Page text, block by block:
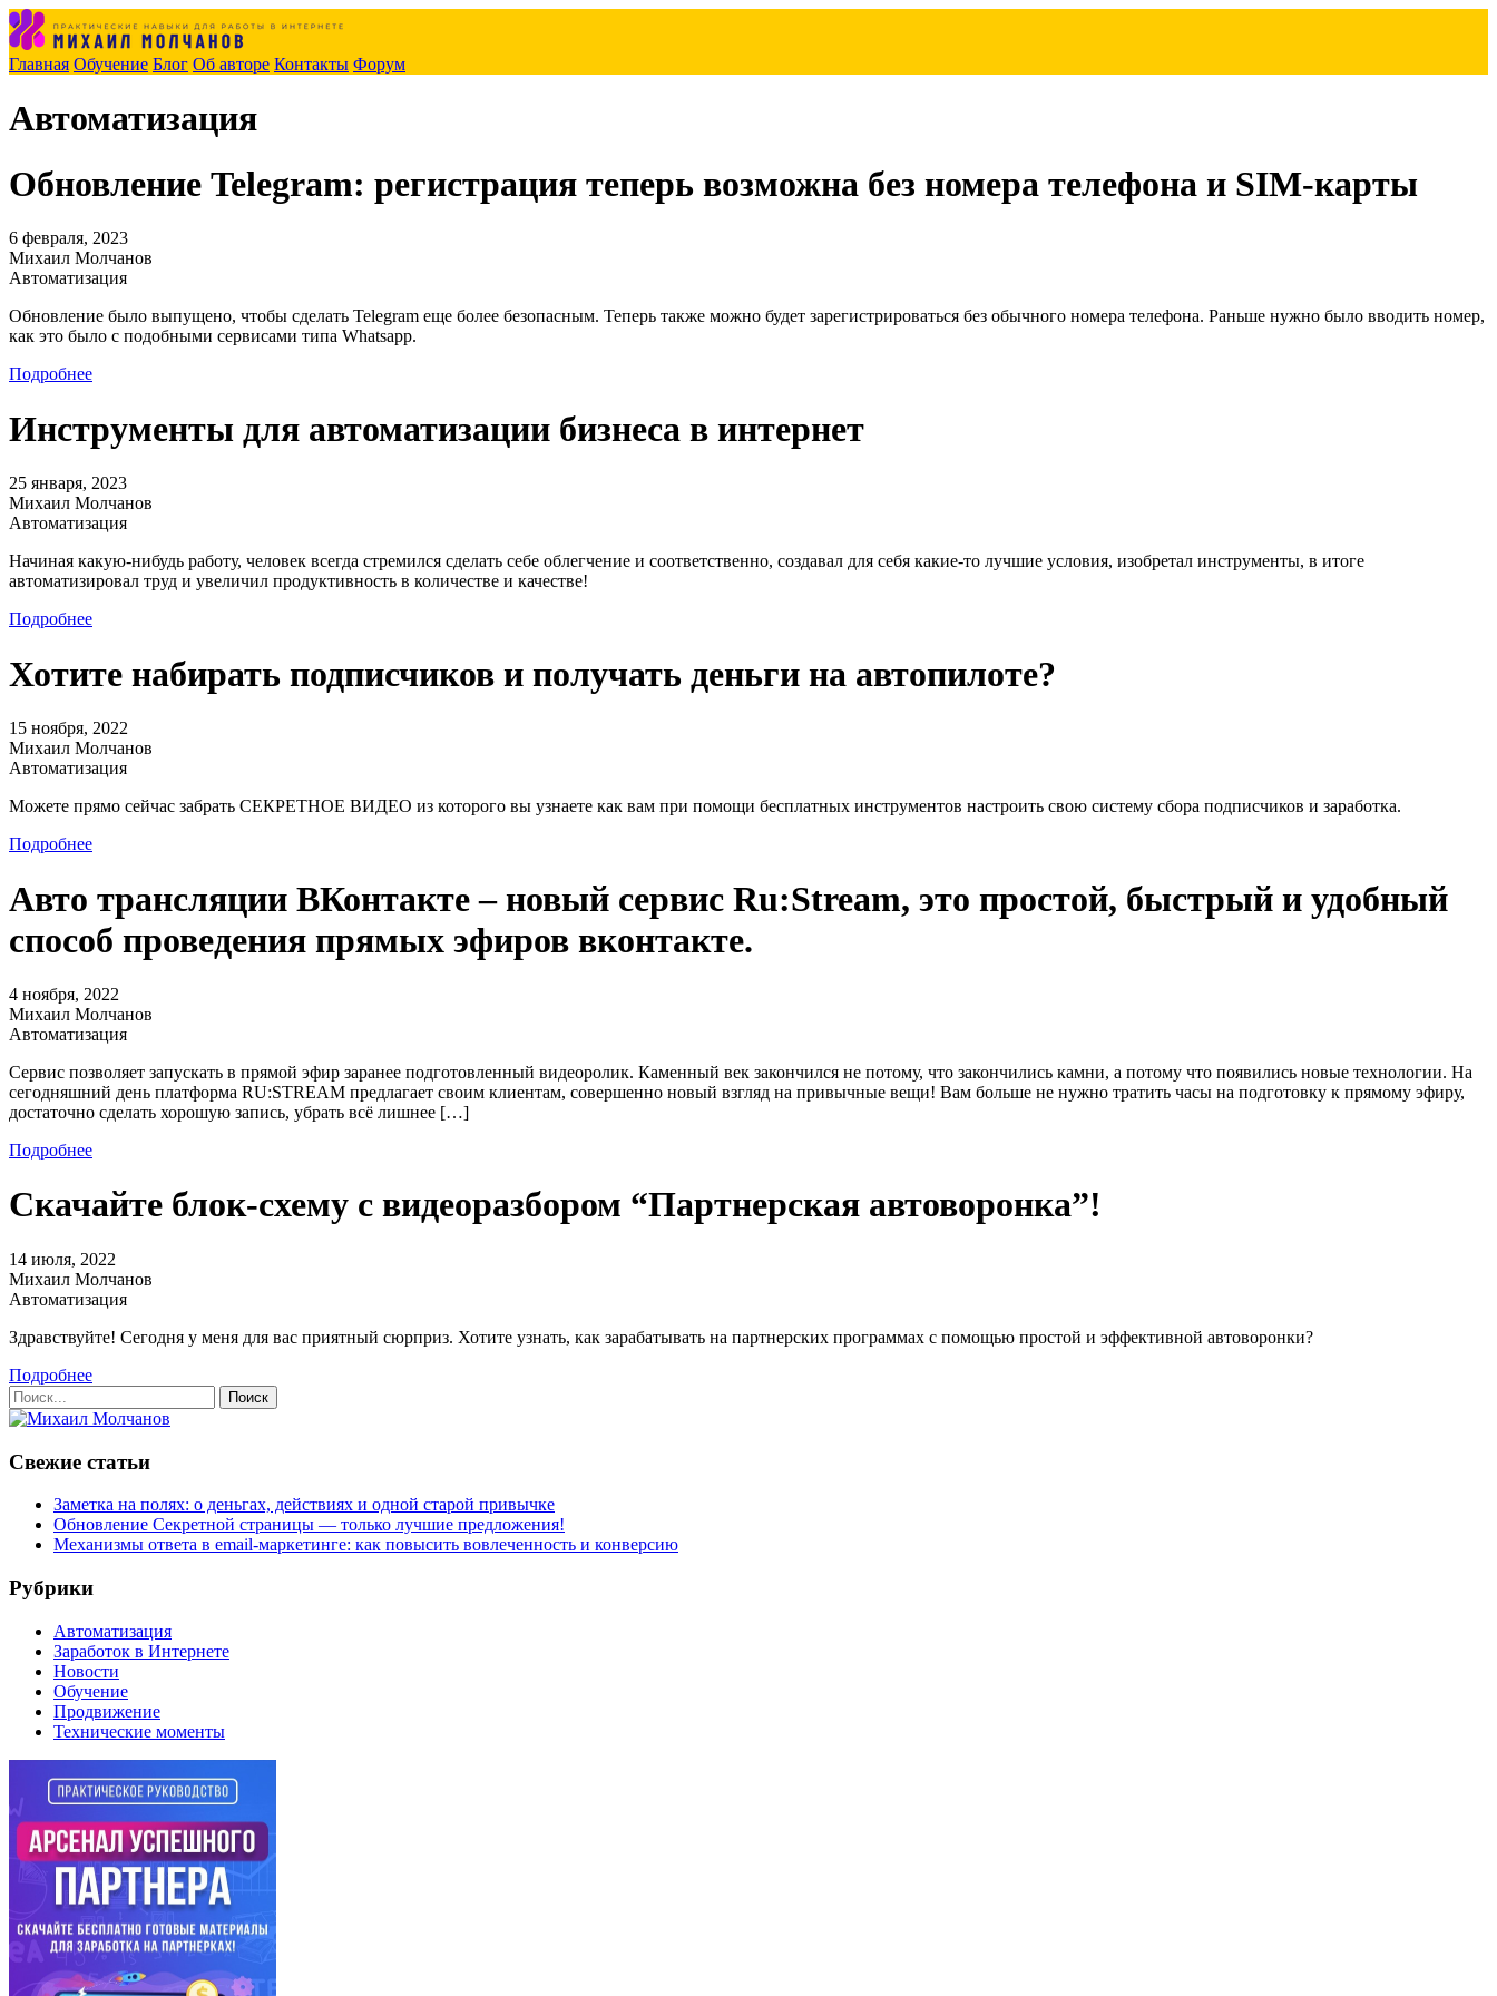
Главная Обучение Блог Об авторе Контакты Форум
Автоматизация
Обновление Telegram: регистрация теперь возможна без номера телефона и SIM-карты
6 февраля, 2023
Михаил Молчанов
Автоматизация
Обновление было выпущено, чтобы сделать Telegram еще более безопасным. Теперь также можно будет зарегистрироваться без обычного номера телефона. Раньше нужно было вводить номер,
как это было с подобными сервисами типа Whatsapp.
Подробнее
Инструменты для автоматизации бизнеса в интернет
25 января, 2023
Михаил Молчанов
Автоматизация
Начиная какую-нибудь работу, человек всегда стремился сделать себе облегчение и соответственно, создавал для себя какие-то лучшие условия, изобретал инструменты, в итоге
автоматизировал труд и увеличил продуктивность в количестве и качестве!
Подробнее
Хотите набирать подписчиков и получать деньги на автопилоте?
15 ноября, 2022
Михаил Молчанов
Автоматизация
Можете прямо сейчас забрать СЕКРЕТНОЕ ВИДЕО из которого вы узнаете как вам при помощи бесплатных инструментов настроить свою систему сбора подписчиков и заработка.
Подробнее
Авто трансляции ВКонтакте – новый сервис Ru:Stream, это простой, быстрый и удобный
способ проведения прямых эфиров вконтакте.
4 ноября, 2022
Михаил Молчанов
Автоматизация
Сервис позволяет запускать в прямой эфир заранее подготовленный видеоролик. Каменный век закончился не потому, что закончились камни, а потому что появились новые технологии. На
сегодняшний день платформа RU:STREAM предлагает своим клиентам, совершенно новый взгляд на привычные вещи! Вам больше не нужно тратить часы на подготовку к прямому эфиру,
достаточно сделать хорошую запись, убрать всё лишнее […]
Подробнее
Скачайте блок-схему с видеоразбором “Партнерская автоворонка”!
14 июля, 2022
Михаил Молчанов
Автоматизация
Здравствуйте! Сегодня у меня для вас приятный сюрпpиз. Хотите узнать, как зарабатывать на партнерских программах с помощью простой и эффективной автоворонки?
Подробнее
Свежие статьи
Заметка на полях: о деньгах, действиях и одной старой привычке
Обновление Секретной страницы — только лучшие предложения!
Механизмы ответа в email-маркетинге: как повысить вовлеченность и конверсию
Рубрики
Автоматизация
Заработок в Интернете
Новости
Обучение
Продвижение
Технические моменты